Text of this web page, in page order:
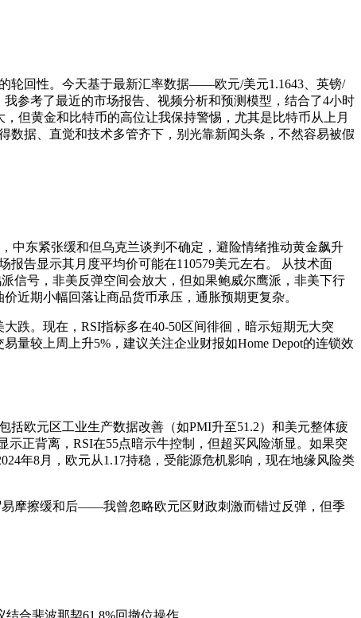
轮回性。今天基于最新汇率数据——欧元/美元1.1643、英镑/
参考了最近的市场报告、视频分析和预测模型，结合了4小时
但黄金和比特币的高位让我保持警惕，尤其是比特币从上月
据、直觉和技术多管齐下，别光靠新闻头条，不然容易被假
中东紧张缓和但乌克兰谈判不确定，避险情绪推动黄金飙升
告显示其月度平均价可能在110579美元左右。 从技术面
信号，非美反弹空间会放大，但如果鲍威尔鹰派，非美下行
近期小幅回落让商品货币承压，通胀预期更复杂。
跌。现在，RSI指标多在40-50区间徘徊，暗示短期无大突
量较上周上升5%，建议关注企业财报如Home Depot的连锁效
括欧元区工业生产数据改善（如PMI升至51.2）和美元整体疲
正背离，RSI在55点暗示牛控制，但超买风险渐显。如果突
年8月，欧元从1.17持稳，受能源危机影响，现在地缘风险类
易摩擦缓和后——我曾忽略欧元区财政刺激而错过反弹，但季